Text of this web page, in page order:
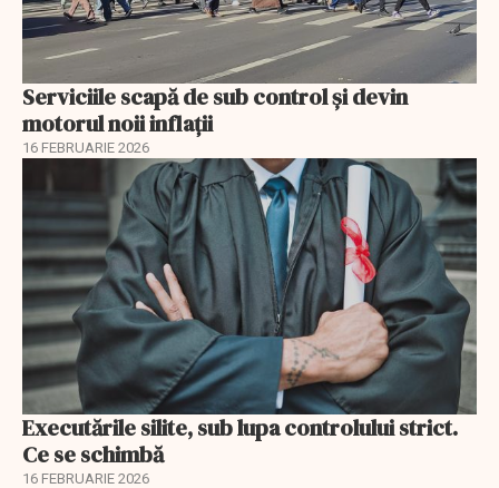
Serviciile scapă de sub control și devin
motorul noii inflații
16 FEBRUARIE 2026
Executările silite, sub lupa controlului strict.
Ce se schimbă
16 FEBRUARIE 2026